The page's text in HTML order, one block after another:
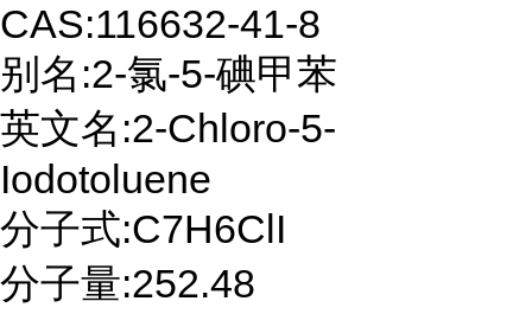
CAS:116632-41-8
别名:2-氯-5-碘甲苯
英文名:2-Chloro-5-
Iodotoluene
分子式:C7H6ClI
分子量:252.48